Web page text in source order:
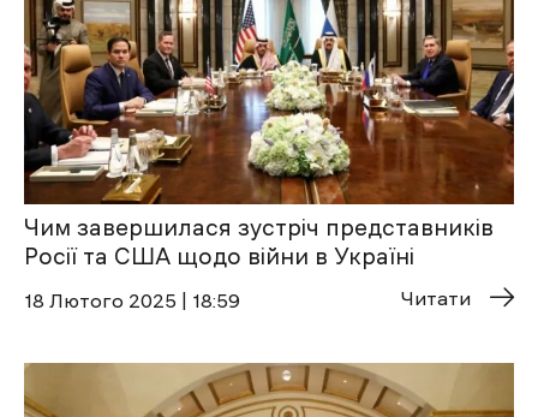
Чим завершилася зустріч представників
Росії та США щодо війни в Україні
18 Лютого 2025 | 18:59 Читати